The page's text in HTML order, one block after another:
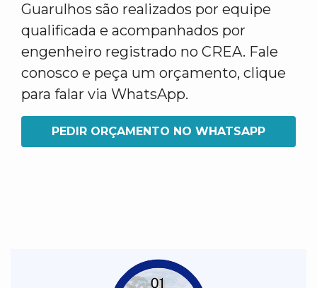
Guarulhos são realizados por equipe
qualificada e acompanhados por
engenheiro registrado no CREA. Fale
conosco e peça um orçamento, clique
para falar via WhatsApp.
PEDIR ORÇAMENTO NO WHATSAPP